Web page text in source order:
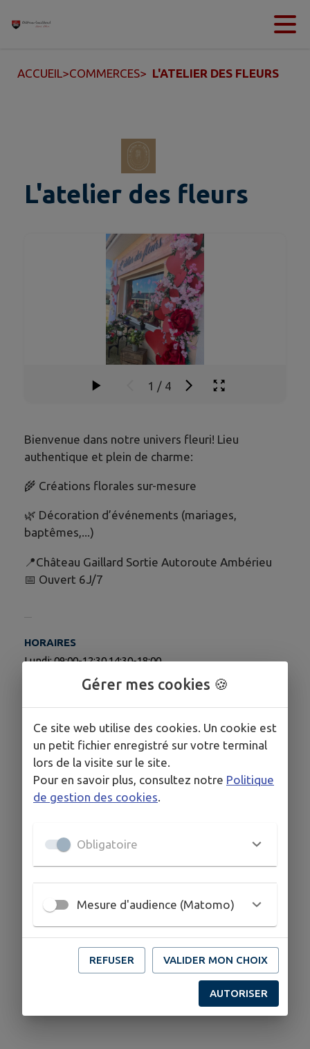
Contenu
ACCUEIL>COMMERCES> L'ATELIER DES FLEURS
L'atelier des fleurs
1 / 4
Bienvenue dans notre univers fleuri! Lieu
authentique et plein de charme:
🌾 Créations florales sur-mesure
🌿 Décoration d’événements (mariages,
baptêmes,...)
📍Château Gaillard Sortie Autoroute Ambérieu
📅 Ouvert 6J/7
HORAIRES
Lundi: 09:00-12:30 14:30-18:00
Mardi: 09:00-12:30 14:30-19:00
Mercredi: 09:00-12:30 14:30-19:00
Samedi: 09:00-19:00
Dimanche: 09:00-12:30 Fermé(pm)
COORDONNÉES
latelierdesfleurs01500@gmail.com
04 74 34 00 70
Gérer mes cookies 🍪
Ce site web utilise des cookies. Un cookie est
un petit fichier enregistré sur votre terminal
lors de la visite sur le site.
Pour en savoir plus, consultez notre Politique
de gestion des cookies
Obligatoire
Mesure d'audience (Matomo)
REFUSER VALIDER MON CHOIX
AUTORISER